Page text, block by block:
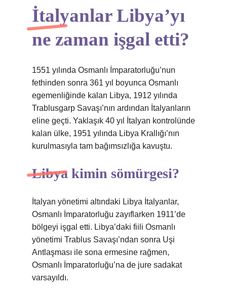
İtalyanlar Libya’yı
ne zaman işgal etti?
1551 yılında Osmanlı İmparatorluğu’nun
fethinden sonra 361 yıl boyunca Osmanlı
egemenliğinde kalan Libya, 1912 yılında
Trablusgarp Savaşı’nın ardından İtalyanların
eline geçti. Yaklaşık 40 yıl İtalyan kontrolünde
kalan ülke, 1951 yılında Libya Krallığı’nın
kurulmasıyla tam bağımsızlığa kavuştu.
Libya kimin sömürgesi?
İtalyan yönetimi altındaki Libya İtalyanlar,
Osmanlı İmparatorluğu zayıflarken 1911’de
bölgeyi işgal etti. Libya’daki fiili Osmanlı
yönetimi Trablus Savaşı’ndan sonra Uşi
Antlaşması ile sona ermesine rağmen,
Osmanlı İmparatorluğu’na de jure sadakat
varsayıldı.